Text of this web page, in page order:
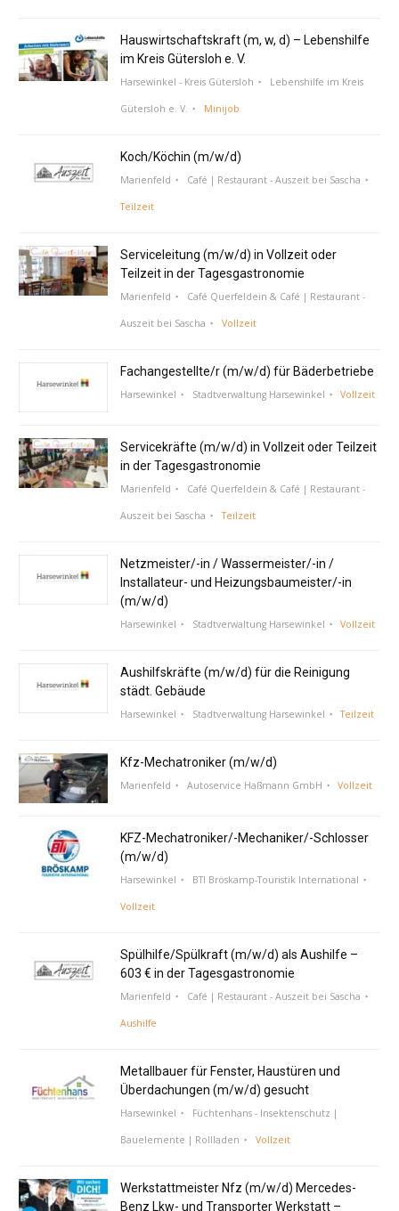
Hauswirtschaftskraft (m, w, d) – Lebenshilfe
im Kreis Gütersloh e. V.
Harsewinkel - Kreis Gütersloh Lebenshilfe im Kreis
Gütersloh e. V. Minijob
Koch/Köchin (m/w/d)
Marienfeld Café | Restaurant - Auszeit bei Sascha
Teilzeit
Serviceleitung (m/w/d) in Vollzeit oder
Teilzeit in der Tagesgastronomie
Marienfeld Café Querfeldein & Café | Restaurant -
Auszeit bei Sascha Vollzeit
Fachangestellte/r (m/w/d) für Bäderbetriebe
Harsewinkel Stadtverwaltung Harsewinkel Vollzeit
Servicekräfte (m/w/d) in Vollzeit oder Teilzeit
in der Tagesgastronomie
Marienfeld Café Querfeldein & Café | Restaurant -
Auszeit bei Sascha Teilzeit
Netzmeister/-in / Wassermeister/-in /
Installateur- und Heizungsbaumeister/-in
(m/w/d)
Harsewinkel Stadtverwaltung Harsewinkel Vollzeit
Aushilfskräfte (m/w/d) für die Reinigung
städt. Gebäude
Harsewinkel Stadtverwaltung Harsewinkel Teilzeit
Kfz-Mechatroniker (m/w/d)
Marienfeld Autoservice Haßmann GmbH Vollzeit
KFZ-Mechatroniker/-Mechaniker/-Schlosser
(m/w/d)
Harsewinkel BTI Bröskamp-Touristik International
Vollzeit
Spülhilfe/Spülkraft (m/w/d) als Aushilfe –
603 € in der Tagesgastronomie
Marienfeld Café | Restaurant - Auszeit bei Sascha
Aushilfe
Metallbauer für Fenster, Haustüren und
Überdachungen (m/w/d) gesucht
Harsewinkel Füchtenhans - Insektenschutz |
Bauelemente | Rollladen Vollzeit
Werkstattmeister Nfz (m/w/d) Mercedes-
Benz Lkw- und Transporter Werkstatt –